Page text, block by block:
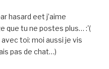
hasard eet j’aime
que tu ne postes plus… :'(
avec toi: moi aussi je vis
pas de chat…)